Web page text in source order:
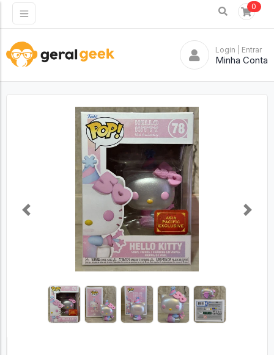
0
Login | Entrar
Minha Conta
Previous Next